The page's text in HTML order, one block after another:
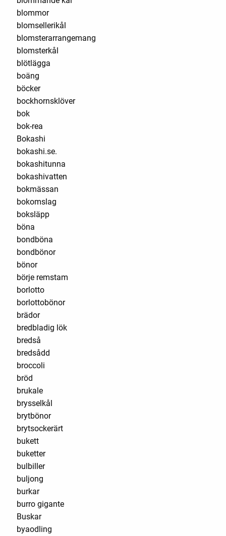
blommor
blomsellerikål
blomsterarrangemang
blomsterkål
blötlägga
boäng
böcker
bockhornsklöver
bok
bok-rea
Bokashi
bokashi.se.
bokashitunna
bokashivatten
bokmässan
bokomslag
boksläpp
böna
bondböna
bondbönor
bönor
börje remstam
borlotto
borlottobönor
brädor
bredbladig lök
bredså
bredsådd
broccoli
bröd
brukale
brysselkål
brytbönor
brytsockerärt
bukett
buketter
bulbiller
buljong
burkar
burro gigante
Buskar
byaodling